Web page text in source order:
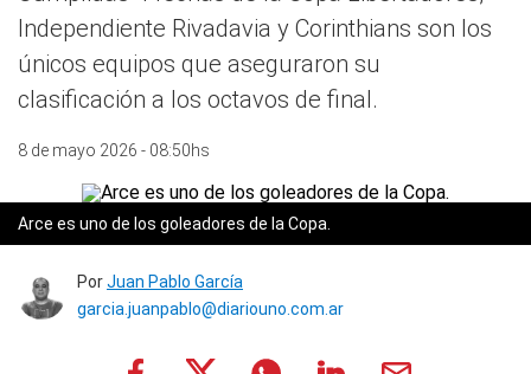
Independiente Rivadavia y Corinthians son los
únicos equipos que aseguraron su
clasificación a los octavos de final.
8 de mayo 2026 - 08:50hs
Arce es uno de los goleadores de la Copa.
PorJuan Pablo García
garcia.juanpablo@diariouno.com.ar